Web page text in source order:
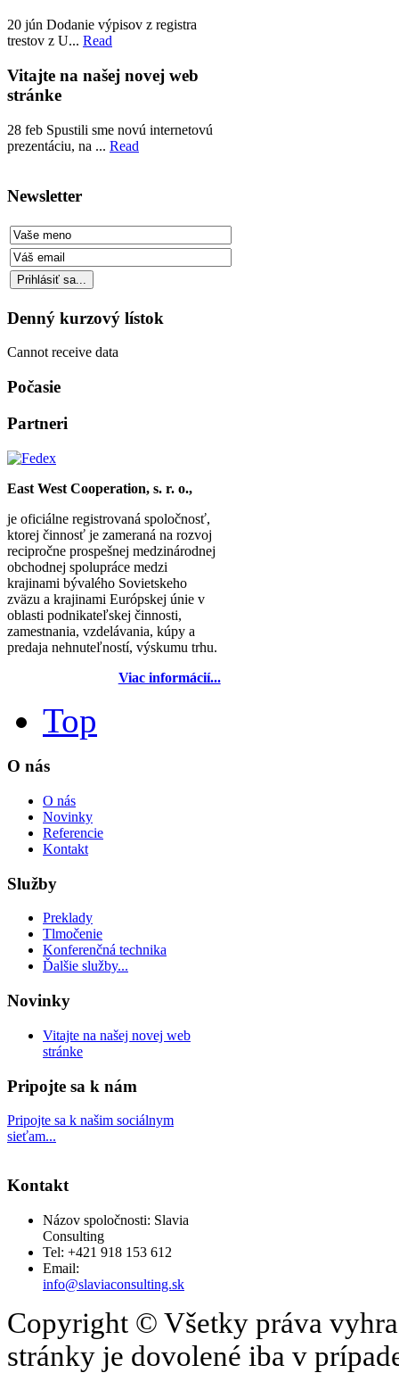
20 jún Dodanie výpisov z registra
trestov z U... Read
Vitajte na našej novej web
stránke
28 feb Spustili sme novú internetovú
prezentáciu, na ... Read
Newsletter
Denný kurzový lístok
Cannot receive data
Počasie
Partneri
East West Cooperation, s. r. o.,
je oficiálne registrovaná spoločnosť,
ktorej činnosť je zameraná na rozvoj
recipročne prospešnej medzinárodnej
obchodnej spolupráce medzi
krajinami bývalého Sovietskeho
zväzu a krajinami Európskej únie v
oblasti podnikateľskej činnosti,
zamestnania, vzdelávania, kúpy a
predaja nehnuteľností, výskumu trhu.
Viac informácií...
Top
O nás
O nás
Novinky
Referencie
Kontakt
Služby
Preklady
Tlmočenie
Konferenčná technika
Ďalšie služby...
Novinky
Vitajte na našej novej web
stránke
Pripojte sa k nám
Pripojte sa k našim sociálnym
sieťam...
Kontakt
Názov spoločnosti: Slavia
Consulting
Tel: +421 918 153 612
Email:
info@slaviaconsulting.sk
Copyright © Všetky práva
stránky je dovolené iba v